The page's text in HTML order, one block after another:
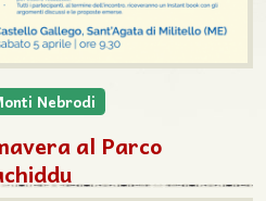
Nebrodi
al Parco